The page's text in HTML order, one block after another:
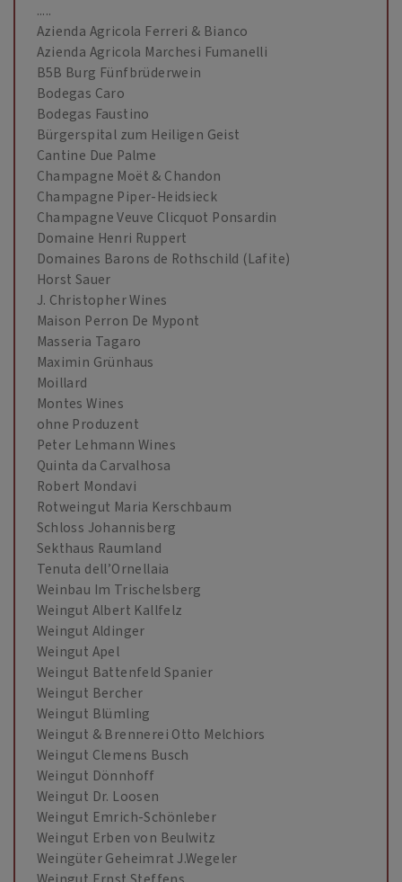
.....
Azienda Agricola Ferreri & Bianco
Azienda Agricola Marchesi Fumanelli
B5B Burg Fünfbrüderwein
Bodegas Caro
Bodegas Faustino
Bürgerspital zum Heiligen Geist
Cantine Due Palme
Champagne Moët & Chandon
Champagne Piper-Heidsieck
Champagne Veuve Clicquot Ponsardin
Domaine Henri Ruppert
Domaines Barons de Rothschild (Lafite)
Horst Sauer
J. Christopher Wines
Maison Perron De Mypont
Masseria Tagaro
Maximin Grünhaus
Moillard
Montes Wines
ohne Produzent
Peter Lehmann Wines
Quinta da Carvalhosa
Robert Mondavi
Rotweingut Maria Kerschbaum
Schloss Johannisberg
Sekthaus Raumland
Tenuta dell’Ornellaia
Weinbau Im Trischelsberg
Weingut Albert Kallfelz
Weingut Aldinger
Weingut Apel
Weingut Battenfeld Spanier
Weingut Bercher
Weingut Blümling
Weingut & Brennerei Otto Melchiors
Weingut Clemens Busch
Weingut Dönnhoff
Weingut Dr. Loosen
Weingut Emrich-Schönleber
Weingut Erben von Beulwitz
Weingüter Geheimrat J.Wegeler